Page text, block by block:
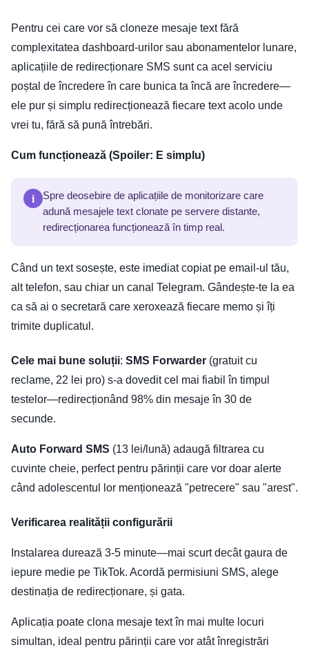
Pentru cei care vor să cloneze mesaje text fără
complexitatea dashboard-urilor sau abonamentelor lunare,
aplicațiile de redirecționare SMS sunt ca acel serviciu
poștal de încredere în care bunica ta încă are încredere—
ele pur și simplu redirecționează fiecare text acolo unde
vrei tu, fără să pună întrebări.
Cum funcționează (Spoiler: E simplu)
i
Spre deosebire de aplicațiile de monitorizare care
adună mesajele text clonate pe servere distante,
redirecționarea funcționează în timp real.
Când un text sosește, este imediat copiat pe email-ul tău,
alt telefon, sau chiar un canal Telegram. Gândește-te la ea
ca să ai o secretară care xeroxează fiecare memo și îți
trimite duplicatul.
Cele mai bune soluții: SMS Forwarder (gratuit cu
reclame, 22 lei pro) s-a dovedit cel mai fiabil în timpul
testelor—redirecționând 98% din mesaje în 30 de
secunde.
Auto Forward SMS (13 lei/lună) adaugă filtrarea cu
cuvinte cheie, perfect pentru părinții care vor doar alerte
când adolescentul lor menționează "petrecere" sau "arest".
Verificarea realității configurării
Instalarea durează 3-5 minute—mai scurt decât gaura de
iepure medie pe TikTok. Acordă permisiuni SMS, alege
destinația de redirecționare, și gata.
Aplicația poate clona mesaje text în mai multe locuri
simultan, ideal pentru părinții care vor atât înregistrări